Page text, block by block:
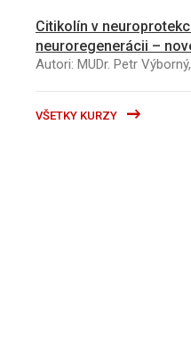
Citikolín v
neuroregenerácii –
Autori: MUDr. Petr
VŠETKY KURZY